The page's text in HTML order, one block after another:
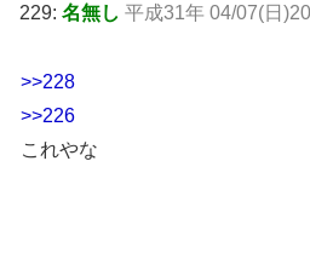
229: 名無し 平成31年 04/07(日
>>228
>>226
これやな